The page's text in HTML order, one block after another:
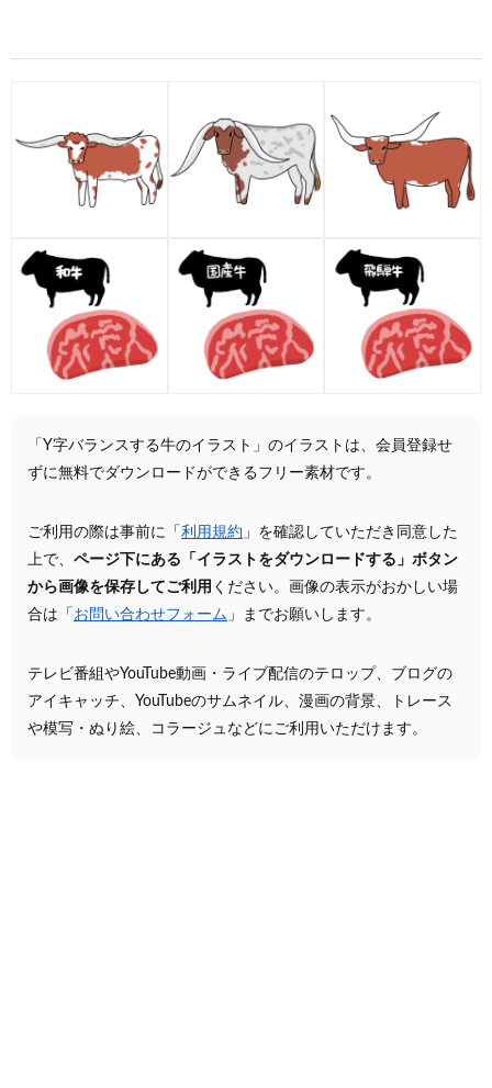
「Y字バランスする牛のイラスト」のイラストは、会員登録せ
ずに無料でダウンロードができるフリー素材です。
ご利用の際は事前に「 利用規約 」を確認していただき同意した
上で、 ページ下にある「イラストをダウンロードする」ボタン
から画像を保存してご利用 ください。画像の表示がおかしい場
合は「 お問い合わせフォーム 」までお願いします。
テレビ番組やYouTube動画・ライブ配信のテロップ、ブログの
アイキャッチ、YouTubeのサムネイル、漫画の背景、トレース
や模写・ぬり絵、コラージュなどにご利用いただけます。